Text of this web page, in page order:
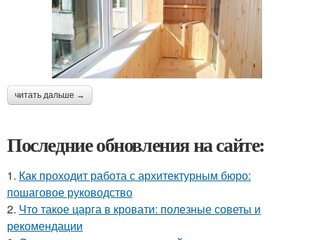
читать дальше →
Последние обновления на сайте:
1. Как проходит работа с архитектурным бюро:
пошаговое руководство
2. Что такое царга в кровати: полезные советы и
рекомендации